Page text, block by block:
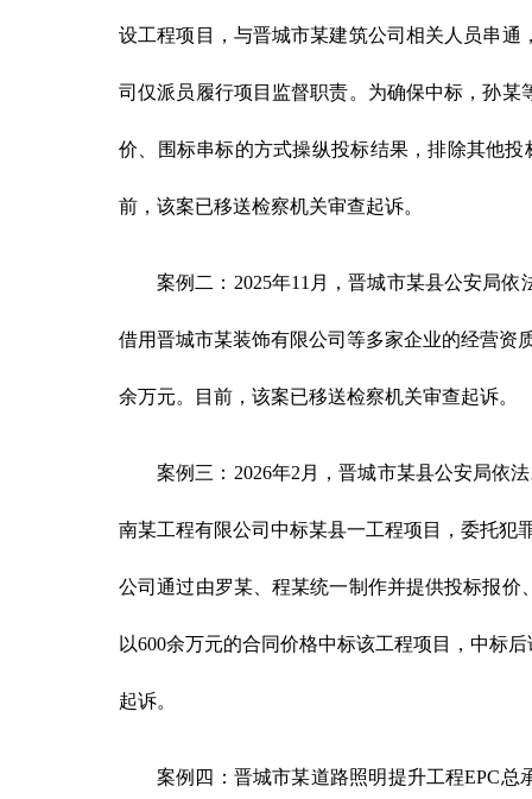
设工程项目，与晋城市某建筑公司相关人员串
司仅派员履行项目监督职责。为确保中标，孙
价、围标串标的方式操纵投标结果，排除其他
前，该案已移送检察机关审查起诉。
案例二：2025年11月，晋城市某县公安局
借用晋城市某装饰有限公司等多家企业的经营资
余万元。目前，该案已移送检察机关审查起诉。
案例三：2026年2月，晋城市某县公安局依
南某工程有限公司中标某县一工程项目，委托犯
公司通过由罗某、程某统一制作并提供投标报
以600余万元的合同价格中标该工程项目，中标
起诉。
案例四：晋城市某道路照明提升工程EPC